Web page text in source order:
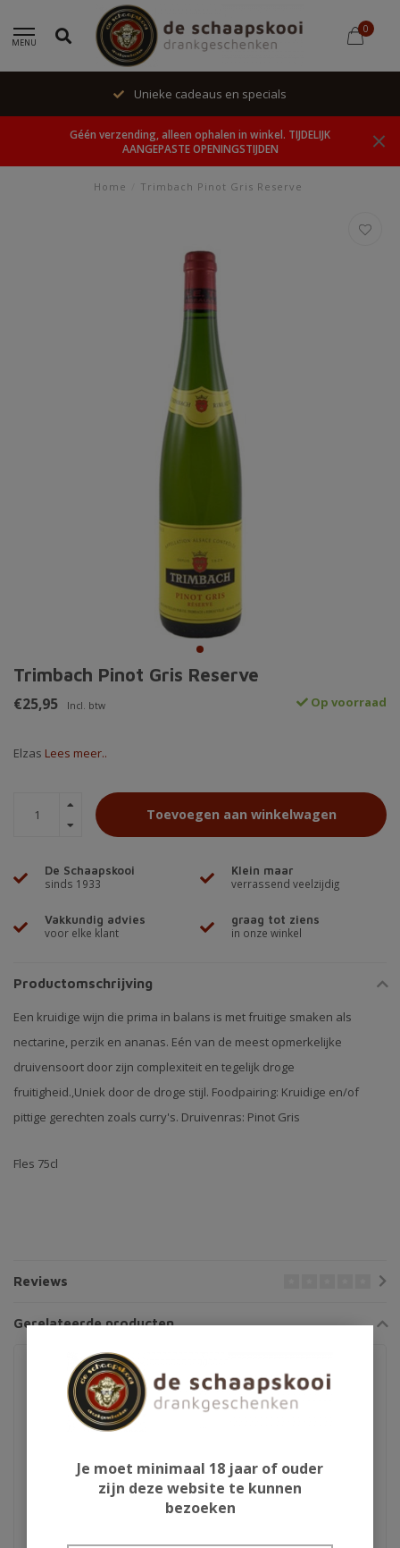
MENU
0
Unieke cadeaus en specials
Géén verzending, alleen ophalen in winkel. TIJDELIJK
AANGEPASTE OPENINGSTIJDEN
Home Trimbach Pinot Gris Reserve
Trimbach Pinot Gris Reserve
€25,95 Incl. btw Op voorraad
Elzas Lees meer..
Toevoegen aan winkelwagen
De Schaapskooi
sinds 1933
Klein maar
verrassend veelzijdig
Vakkundig advies
voor elke klant
graag tot ziens
in onze winkel
Productomschrijving
Een kruidige wijn die prima in balans is met fruitige smaken als
nectarine, perzik en ananas. Eén van de meest opmerkelijke
druivensoort door zijn complexiteit en tegelijk droge
fruitigheid.,Uniek door de droge stijl. Foodpairing: Kruidige en/of
pittige gerechten zoals curry's. Druivenras: Pinot Gris
Fles 75cl
Reviews
Gerelateerde producten
Je moet minimaal 18 jaar of ouder
zijn deze website te kunnen
bezoeken